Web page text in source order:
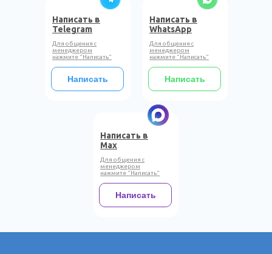
Написать в
WhatsApp
Для общения с
менеджером
нажмите "Написать"
Написать
Написать в
Max
Для общения с
менеджером
нажмите "Написать"
Написать
Написать в
Telegram
Для общения с
менеджером
нажмите "Написать"
Написать